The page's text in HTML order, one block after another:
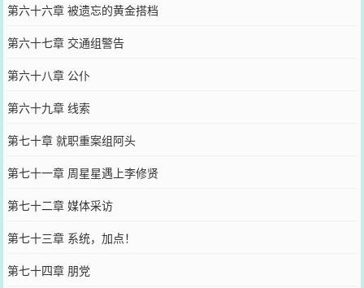
第六十六章 被遗忘的黄金搭档
第六十七章 交通组警告
第六十八章 公仆
第六十九章 线索
第七十章 就职重案组阿头
第七十一章 周星星遇上李修贤
第七十二章 媒体采访
第七十三章 系统，加点！
第七十四章 朋党